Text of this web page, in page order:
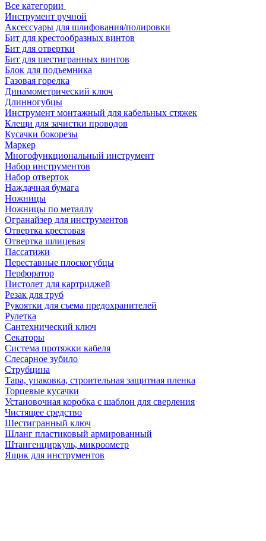
Все категории
Инструмент ручной
Аксессуары для шлифования/полировки
Бит для крестообразных винтов
Бит для отвертки
Бит для шестигранных винтов
Блок для подъемника
Газовая горелка
Динамометрический ключ
Длинногубцы
Инструмент монтажный для кабельных стяжек
Клещи для зачистки проводов
Кусачки бокорезы
Маркер
Многофункциональный инструмент
Набор инструментов
Набор отверток
Наждачная бумага
Ножницы
Ножницы по металлу
Огранайзер для инструментов
Отвертка крестовая
Отвертка шлицевая
Пассатижи
Переставные плоскогубцы
Перфоратор
Пистолет для картриджей
Резак для труб
Рукоятки для съема предохранителей
Рулетка
Сантехнический ключ
Секаторы
Система протяжки кабеля
Слесарное зубило
Струбцина
Тара, упаковка, строительная защитная пленка
Торцевые кусачки
Установочная коробка с шаблон для сверления
Чистящее средство
Шестигранный ключ
Шланг пластиковый армированный
Штангенциркуль, микроометр
Ящик для инструментов